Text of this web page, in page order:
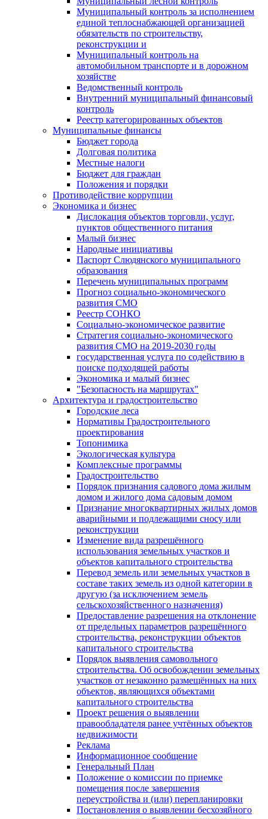
Муниципальный контроль за исполнением
единой теплоснабжающей организацией
обязательств по строительству,
реконструкции и
Муниципальный контроль на
автомобильном транспорте и в дорожном
хозяйстве
Ведомственный контроль
Внутренний муниципальный финансовый
контроль
Реестр категорированных объектов
Муниципальные финансы
Бюджет города
Долговая политика
Местные налоги
Бюджет для граждан
Положения и порядки
Противодействие коррупции
Экономика и бизнес
Дислокация объектов торговли, услуг,
пунктов общественного питания
Малый бизнес
Народные инициативы
Паспорт Слюдянского муниципального
образования
Перечень муниципальных программ
Прогноз социально-экономического
развития СМО
Реестр СОНКО
Социально-экономическое развитие
Стратегия социально-экономического
развития СМО на 2019-2030 годы
государственная услуга по содействию в
поиске подходящей работы
Экономика и малый бизнес
"Безопасность на маршрутах"
Архитектура и градостроительство
Городские леса
Нормативы Градостроительного
проектирования
Топонимика
Экологическая культура
Комплексные программы
Градостроительство
Порядок признания садового дома жилым
домом и жилого дома садовым домом
Признание многоквартирных жилых домов
аварийными и подлежащими сносу или
реконструкции
Изменение вида разрешённого
использования земельных участков и
объектов капитального строительства
Перевод земель или земельных участков в
составе таких земель из одной категории в
другую (за исключением земель
сельскохозяйственного назначения)
Предоставление разрешения на отклонение
от предельных параметров разрешённого
строительства, реконструкции объектов
капитального строительства
Порядок выявления самовольного
строительства. Об освобождении земельных
участков от незаконно размещённых на них
объектов, являющихся объектами
капитального строительства
Проект решения о выявлении
правообладателя ранее учтённых объектов
недвижимости
Реклама
Информационное сообщение
Генеральный План
Положение о комиссии по приемке
помещения после завершения
переустройства и (или) перепланировки
Постановления о выявлении бесхозяйного